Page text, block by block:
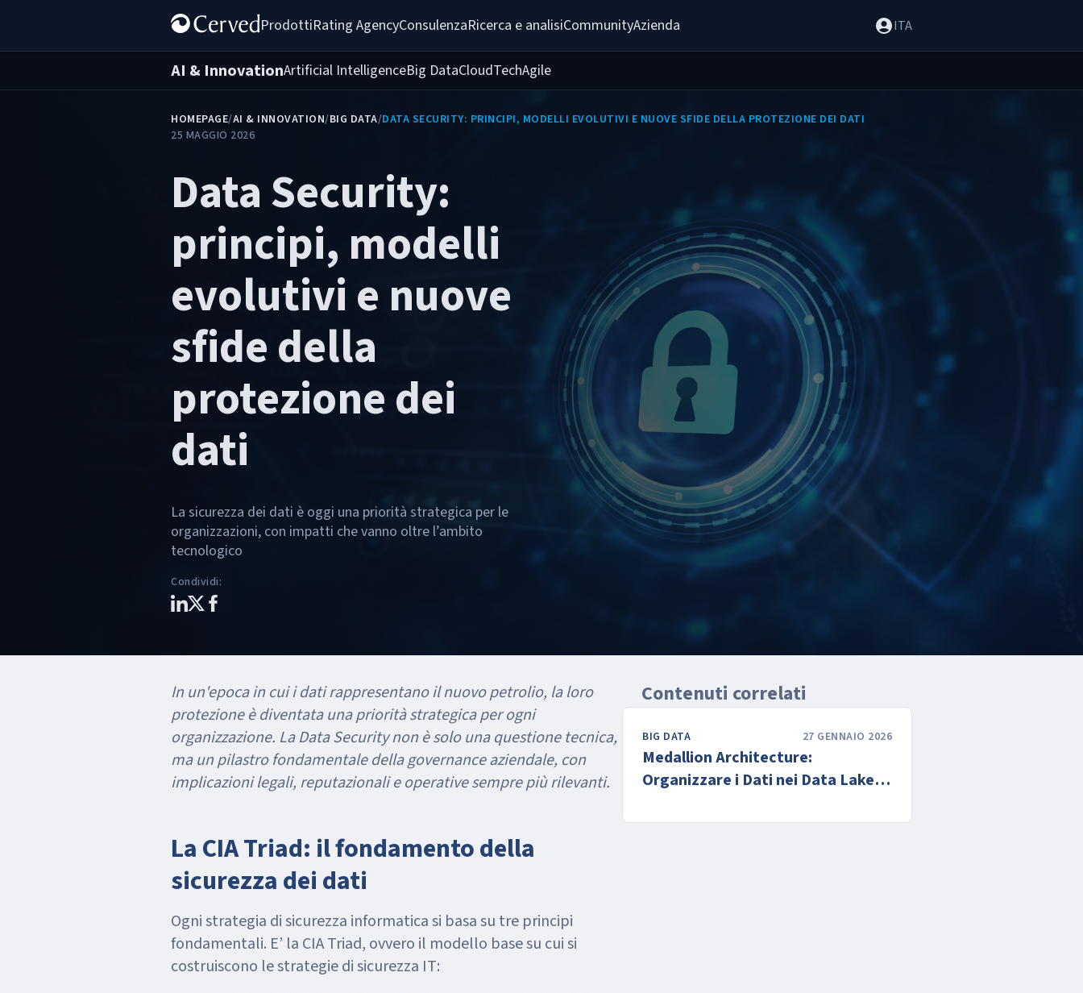
ProdottiRating AgencyConsulenzaRicerca e analisiCommunityAzienda ITA
AI & InnovationArtificial IntelligenceBig DataCloudTechAgile
HOMEPAGE/AI & INNOVATION/BIG DATA/DATA SECURITY: PRINCIPI, MODELLI EVOLUTIVI E NUOVE SFIDE DELLA PROTEZIONE DEI DATI
25 MAGGIO 2026
Data Security:
principi, modelli
evolutivi e nuove
sfide della
protezione dei
dati
La sicurezza dei dati è oggi una priorità strategica per le
organizzazioni, con impatti che vanno oltre l’ambito
tecnologico
Condividi:
In un'epoca in cui i dati rappresentano il nuovo petrolio, la loro
protezione è diventata una priorità strategica per ogni
organizzazione. La Data Security non è solo una questione tecnica,
ma un pilastro fondamentale della governance aziendale, con
implicazioni legali, reputazionali e operative sempre più rilevanti.
La CIA Triad: il fondamento della
sicurezza dei dati
Ogni strategia di sicurezza informatica si basa su tre principi
fondamentali. E’ la CIA Triad, ovvero il modello base su cui si
costruiscono le strategie di sicurezza IT:
Contenuti correlati
BIG DATA 27 GENNAIO 2026
Medallion Architecture:
Organizzare i Dati nei Data Lake